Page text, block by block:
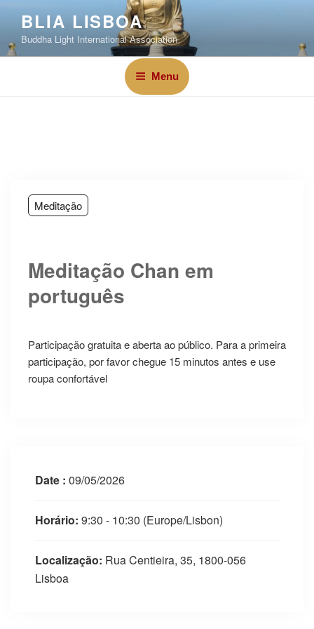
BLIA LISBOA
Buddha Light International Association
Menu
Meditação
Meditação Chan em
português
Participação gratuita e aberta ao público. Para a primeira
participação, por favor chegue 15 minutos antes e use
roupa confortável
Date : 09/05/2026
Horário: 9:30 - 10:30 (Europe/Lisbon)
Localização: Rua Centieira, 35, 1800-056
Lisboa